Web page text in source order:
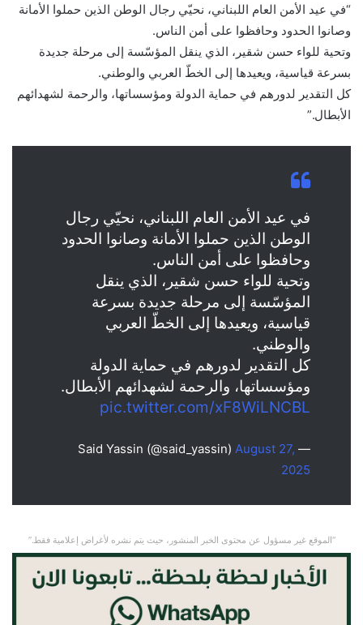
“في عيد الأمن العام اللبناني، نحيّي رجال الوطن الذين حملوا الأمانة
وصانوا الحدود وحافظوا على أمن الناس.
وتحية للواء حسن شقير، الذي ينقل المؤسّسة إلى مرحلة جديدة
بسرعة قياسية، ويعيدها إلى الخطّ العربي والوطني.
كل التقدير لدورهم في حماية الدولة ومؤسساتها، والرحمة لشهدائهم
الأبطال.”
في عيد الأمن العام اللبناني، نحيّي رجال
الوطن الذين حملوا الأمانة وصانوا الحدود
وحافظوا على أمن الناس.
وتحية للواء حسن شقير، الذي ينقل
المؤسّسة إلى مرحلة جديدة بسرعة
قياسية، ويعيدها إلى الخطّ العربي
والوطني.
كل التقدير لدورهم في حماية الدولة
ومؤسساتها، والرحمة لشهدائهم الأبطال.
pic.twitter.com/xF8WiLNCBL
— Said Yassin (@said_yassin)
August 27,
2025
“الموقع غير مسؤول عن محتوى الخبر المنشور، حيث يتم نشره لأغراض إعلامية فقط.”